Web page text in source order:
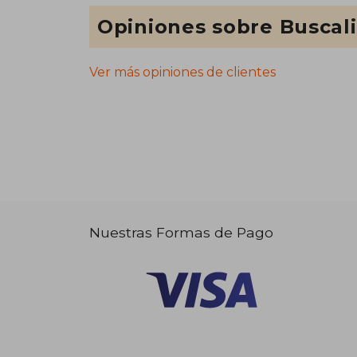
Opiniones sobre
Ver más opiniones de clientes
Nuestras Formas de Pago